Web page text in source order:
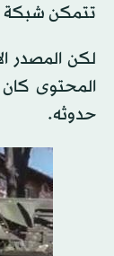
تتمكن شبكة
حدوثه.